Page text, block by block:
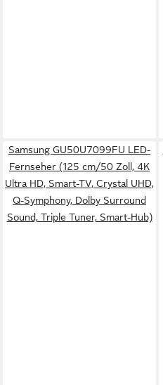
Samsung GU50U7099FU LED-
Fernseher (125 cm/50 Zoll, 4K
Ultra HD, Smart-TV, Crystal UHD,
Q-Symphony, Dolby Surround
Sound, Triple Tuner, Smart-Hub)